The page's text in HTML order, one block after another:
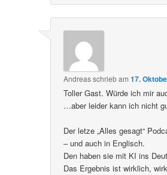
Andreasschriebam17.
Toller Gast. Würde ich mir
…aber leider kann ich nicht
Der letze „Alles gesagt“
– und auch in Englisch.
Den haben sie mit KI ins
Das Ergebnis ist wirklich,